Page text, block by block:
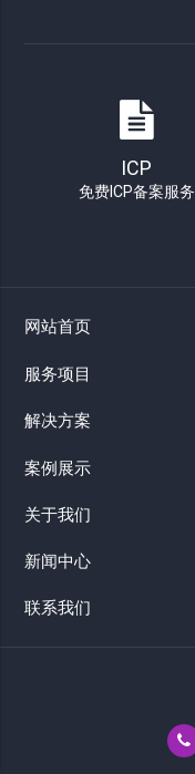
ICP
免费ICP备案服务
网站首页
服务项目
解决方案
案例展示
关于我们
新闻中心
联系我们